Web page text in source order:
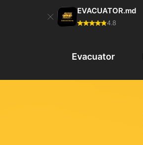
EVACUATOR.md
4.8
Evacuator